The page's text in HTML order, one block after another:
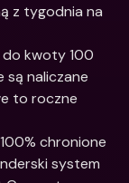
z tygodnia na
kwoty 100
naliczane
to roczne
system